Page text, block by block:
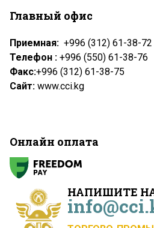
НАПИШИТЕ
Главный офис
Приемная: +996 (312) 61-38-72
Телефон : +996 (550) 61-38-76
Факс:+996 (312) 61-38-75
Сайт: www.cci.kg
Онлайн оплата